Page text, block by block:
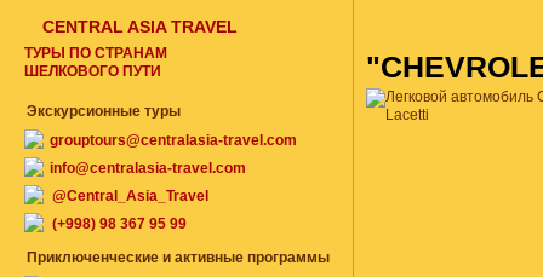
CENTRAL ASIA TRAVEL
ТУРЫ ПО СТРАНАМ
ШЕЛКОВОГО ПУТИ
Экскурсионные туры
grouptours@centralasia-travel.com
info@centralasia-travel.com
@Central_Asia_Travel
(+998) 98 367 95 99
Приключенческие и активные программы